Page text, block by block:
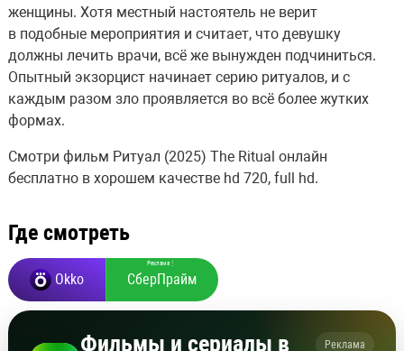
женщины. Хотя местный настоятель не верит
в подобные мероприятия и считает, что девушку
должны лечить врачи, всё же вынужден подчиниться.
Опытный экзорцист начинает серию ритуалов, и с
каждым разом зло проявляется во всё более жутких
формах.
Смотри фильм Ритуал (2025) The Ritual онлайн
бесплатно в хорошем качестве hd 720, full hd.
Где смотреть
Okko
Реклама ⋮
СберПрайм
Фильмы и сериалы в
Реклама